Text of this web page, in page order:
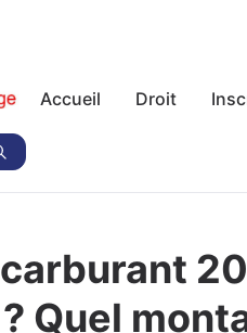
Accueil Droit
Quel